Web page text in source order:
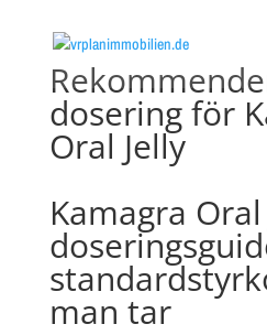
dosering för
Oral Jelly
Kamagra Oral
man tar